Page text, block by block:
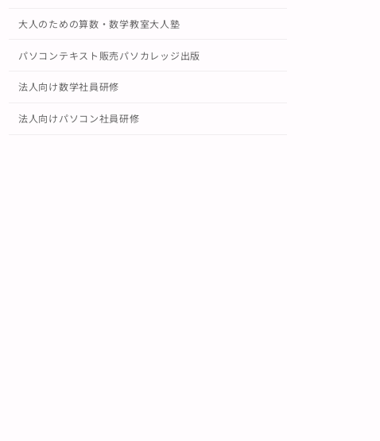
大人のための算数・数学教室大人塾
パソコンテキスト販売パソカレッジ出版
法人向け数学社員研修
法人向けパソコン社員研修